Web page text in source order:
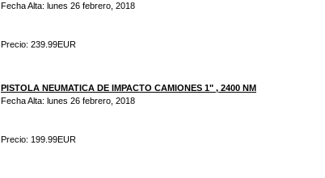
Fecha Alta: lunes 26 febrero, 2018
Precio: 239.99EUR
PISTOLA NEUMATICA DE IMPACTO CAMIONES 1" , 2400 NM
Fecha Alta: lunes 26 febrero, 2018
Precio: 199.99EUR